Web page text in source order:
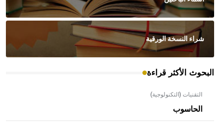
شراء النسخة الورقية
البحوث الأكثر قراءة
التقنيات (التكنولوجية)
الحاسوب